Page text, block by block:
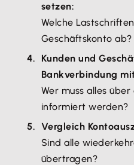
setzen:
Welche
Geschäftskonto ab?
Kunden und
Bankverbindung
Wer muss alles
informiert werden?
Vergleich
Sind alle
übertragen?